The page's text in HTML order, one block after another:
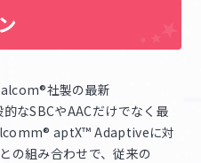
社製の最新
なSBCやAACだけでなく最
aptX™ Adaptiveに対
の組み合わせで、従来の